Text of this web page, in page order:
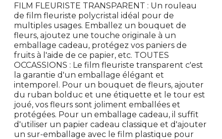
FILM FLEURISTE TRANSPARENT : Un rouleau
de film fleuriste polycristal idéal pour de
multiples usages. Emballez un bouquet de
fleurs, ajoutez une touche originale à un
emballage cadeau, protégez vos paniers de
fruits à l'aide de ce papier, etc. TOUTES
OCCASSIONS : Le film fleuriste transparent c'est
la garantie d'un emballage élégant et
intemporel. Pour un bouquet de fleurs, ajouter
du ruban bolduc et une étiquette et le tour est
joué, vos fleurs sont joliment emballées et
protégées. Pour un emballage cadeau, il suffit
d'utiliser un papier cadeau classique et d'ajouter
un sur-emballage avec le film plastique pour